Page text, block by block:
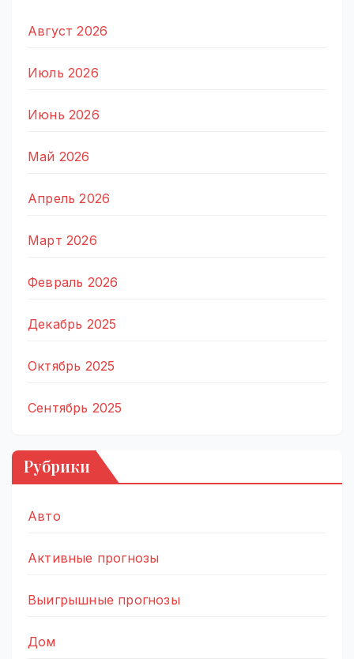
Август 2026
Июль 2026
Июнь 2026
Май 2026
Апрель 2026
Март 2026
Февраль 2026
Декабрь 2025
Октябрь 2025
Сентябрь 2025
Рубрики
Авто
Активные прогнозы
Выигрышные прогнозы
Дом